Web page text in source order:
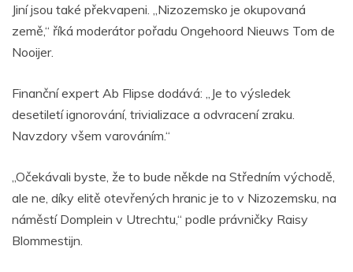
Jiní jsou také překvapeni. „Nizozemsko je okupovaná
země,“ říká moderátor pořadu Ongehoord Nieuws Tom de
Nooijer.
Finanční expert Ab Flipse dodává: „Je to výsledek
desetiletí ignorování, trivializace a odvracení zraku.
Navzdory všem varováním.“
„Očekávali byste, že to bude někde na Středním východě,
ale ne, díky elitě otevřených hranic je to v Nizozemsku, na
náměstí Domplein v Utrechtu,“ podle právničky Raisy
Blommestijn.